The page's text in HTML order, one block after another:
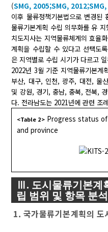
(SMG, 2005;SMG, 2012;
이후 물류정책기본법으로 변경된
물류기본계획 수립 의무화를 유
치도지사는 지역물류체계의 효율
계획을 수립할 수 있다고 선택도
은 지역별로 수립 시기가 다르고
2022년 3월 기준 지역물류기본계
부산, 대구, 인천, 광주, 대전, 울
및 강원, 경기, 충남, 충북, 전북,
다. 전라남도는 2021년에 관련 조
<Table 2> Progress status
and province
Ⅲ. 도시물류기본계
립 범위 및 항목 분석
1. 국가물류기본계획의